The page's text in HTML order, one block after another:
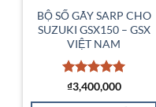
BỘ SỐ GÃY SARP CHO
SUZUKI GSX150 – GSX
VIỆT NAM
Được xếp
₫3,400,000